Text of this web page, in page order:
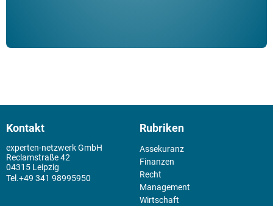
Kontakt
experten-netzwerk GmbH
Reclamstraße 42
04315 Leipzig
+49 341 98995950
Rubriken
Assekuranz
Finanzen
Recht
Management
Wirtschaft